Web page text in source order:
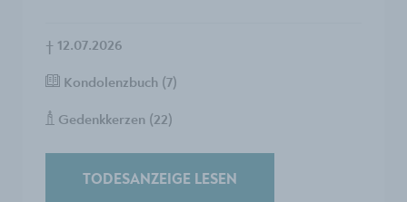
† 12.07.2026
Kondolenzbuch (7)
Gedenkkerzen (22)
TODESANZEIGE LESEN